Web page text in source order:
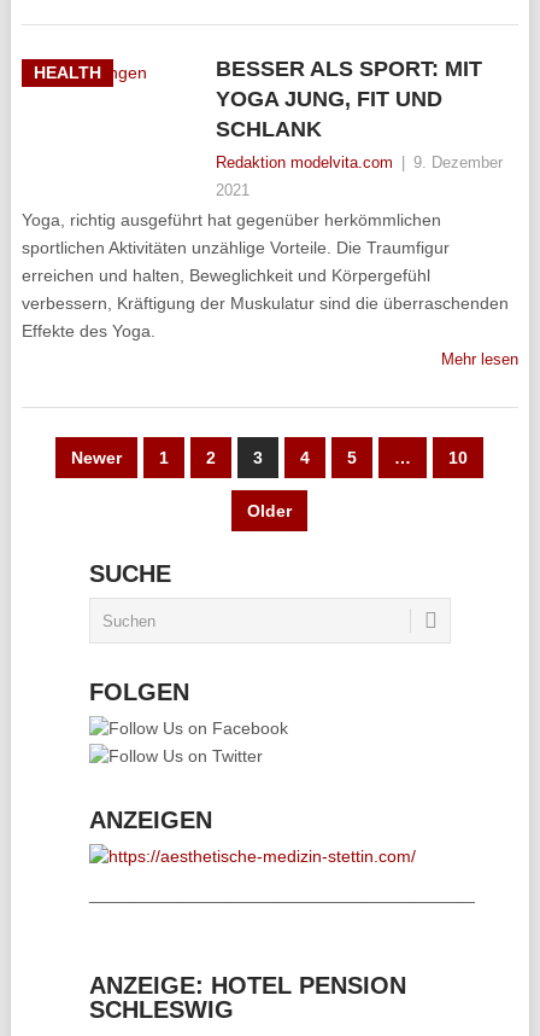
HEALTH
BESSER ALS SPORT: MIT
YOGA JUNG, FIT UND
SCHLANK
Redaktion modelvita.com
9. Dezember
2021
Yoga, richtig ausgeführt hat gegenüber herkömmlichen
sportlichen Aktivitäten unzählige Vorteile. Die Traumfigur
erreichen und halten, Beweglichkeit und Körpergefühl
verbessern, Kräftigung der Muskulatur sind die überraschenden
Effekte des Yoga.
Mehr lesen
SEITENNUMMERIERUNG
Newer 1 2 3 4 5 … 10
Older
SUCHE
FOLGEN
ANZEIGEN
ANZEIGE: HOTEL PENSION
SCHLESWIG